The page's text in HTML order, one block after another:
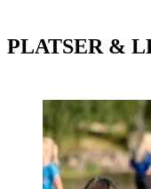
PLATSER &